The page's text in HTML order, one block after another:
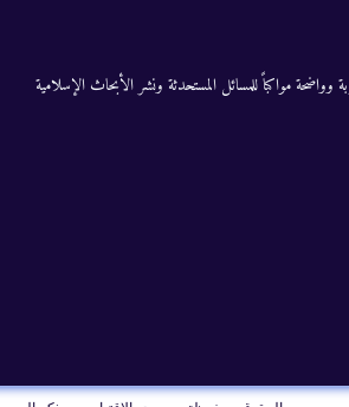
مواكباً للمسائل المستحدثة ونشر الأبحاث الإسلامية